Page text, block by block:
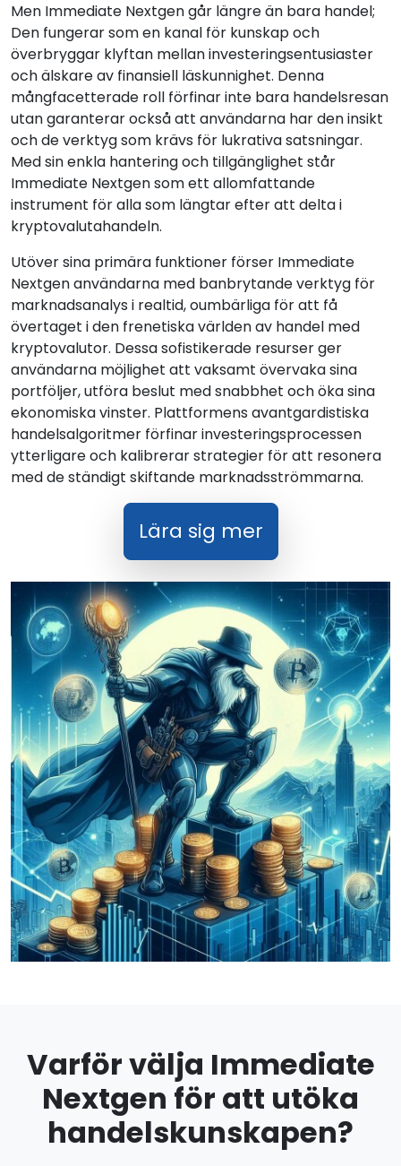
Men Immediate Nextgen går längre än bara handel;
Den fungerar som en kanal för kunskap och
överbryggar klyftan mellan investeringsentusiaster
och älskare av finansiell läskunnighet. Denna
mångfacetterade roll förfinar inte bara handelsresan
utan garanterar också att användarna har den insikt
och de verktyg som krävs för lukrativa satsningar.
Med sin enkla hantering och tillgänglighet står
Immediate Nextgen som ett allomfattande
instrument för alla som längtar efter att delta i
kryptovalutahandeln.
Utöver sina primära funktioner förser Immediate
Nextgen användarna med banbrytande verktyg för
marknadsanalys i realtid, oumbärliga för att få
övertaget i den frenetiska världen av handel med
kryptovalutor. Dessa sofistikerade resurser ger
användarna möjlighet att vaksamt övervaka sina
portföljer, utföra beslut med snabbhet och öka sina
ekonomiska vinster. Plattformens avantgardistiska
handelsalgoritmer förfinar investeringsprocessen
ytterligare och kalibrerar strategier för att resonera
med de ständigt skiftande marknadsströmmarna.
Lära sig mer
Varför välja Immediate
Nextgen för att utöka
handelskunskapen?